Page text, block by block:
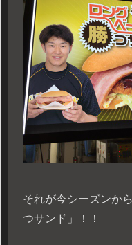
それが今シーズンか
つサンド」！！